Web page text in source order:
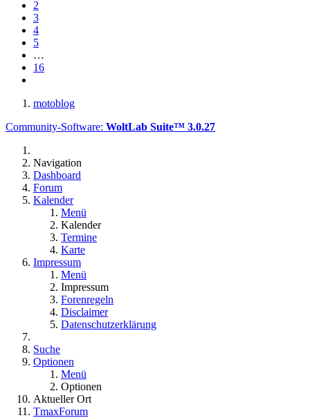
2
3
4
5
…
16
motoblog
Community-Software: WoltLab Suite™ 3.0.27
Navigation
Dashboard
Forum
Kalender
Menü
Kalender
Termine
Karte
Impressum
Menü
Impressum
Forenregeln
Disclaimer
Datenschutzerklärung
Suche
Optionen
Menü
Optionen
Aktueller Ort
TmaxForum